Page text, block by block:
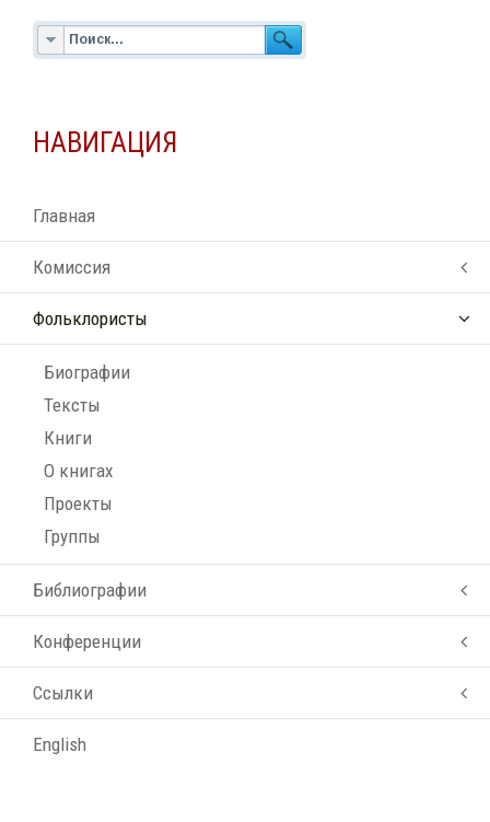
НАВИГАЦИЯ
Главная
Комиссия
Фольклористы
Биографии
Тексты
Книги
О книгах
Проекты
Группы
Библиографии
Конференции
Ссылки
English